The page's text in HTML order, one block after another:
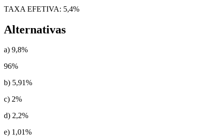
TAXA EFETIVA: 5,4%
Alternativas
a) 9,8%
96%
b) 5,91%
c) 2%
d) 2,2%
e) 1,01%